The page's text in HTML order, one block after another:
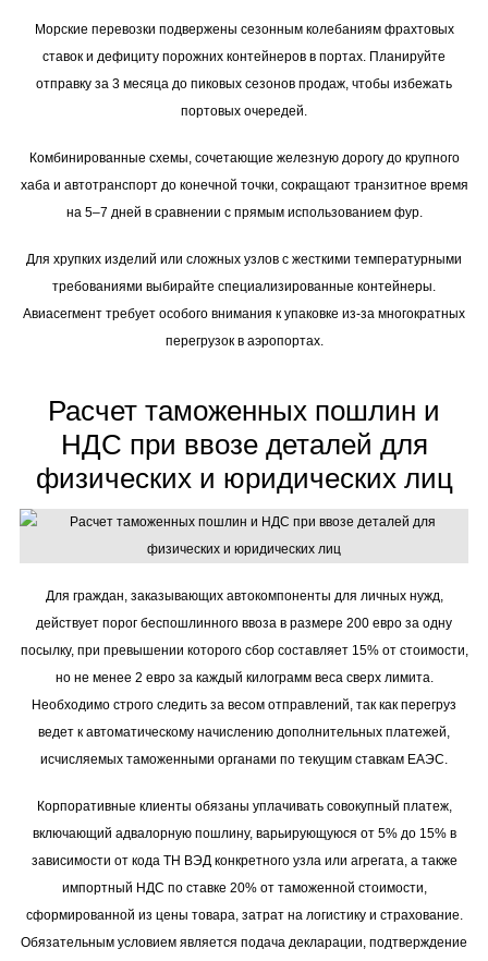
Морские перевозки подвержены сезонным колебаниям фрахтовых
ставок и дефициту порожних контейнеров в портах. Планируйте
отправку за 3 месяца до пиковых сезонов продаж, чтобы избежать
портовых очередей.
Комбинированные схемы, сочетающие железную дорогу до крупного
хаба и автотранспорт до конечной точки, сокращают транзитное время
на 5–7 дней в сравнении с прямым использованием фур.
Для хрупких изделий или сложных узлов с жесткими температурными
требованиями выбирайте специализированные контейнеры.
Авиасегмент требует особого внимания к упаковке из-за многократных
перегрузок в аэропортах.
Расчет таможенных пошлин и
НДС при ввозе деталей для
физических и юридических лиц
Для граждан, заказывающих автокомпоненты для личных нужд,
действует порог беспошлинного ввоза в размере 200 евро за одну
посылку, при превышении которого сбор составляет 15% от стоимости,
но не менее 2 евро за каждый килограмм веса сверх лимита.
Необходимо строго следить за весом отправлений, так как перегруз
ведет к автоматическому начислению дополнительных платежей,
исчисляемых таможенными органами по текущим ставкам ЕАЭС.
Корпоративные клиенты обязаны уплачивать совокупный платеж,
включающий адвалорную пошлину, варьирующуюся от 5% до 15% в
зависимости от кода ТН ВЭД конкретного узла или агрегата, а также
импортный НДС по ставке 20% от таможенной стоимости,
сформированной из цены товара, затрат на логистику и страхование.
Обязательным условием является подача декларации, подтверждение